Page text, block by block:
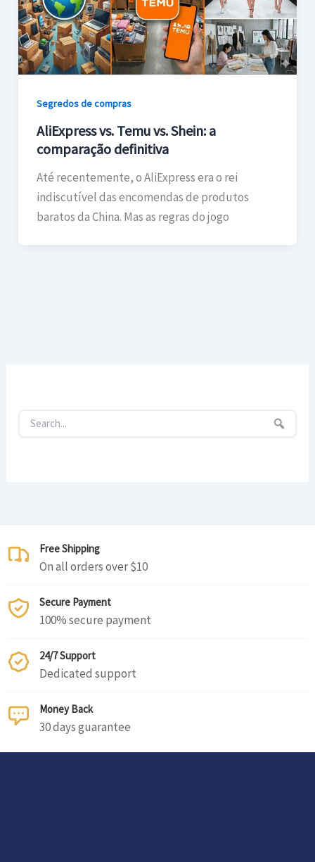
Segredos de compras
AliExpress vs. Temu vs. Shein: a
comparação definitiva
Até recentemente, o AliExpress era o rei
indiscutível das encomendas de produtos
baratos da China. Mas as regras do jogo
Free Shipping
On all orders over $10
Secure Payment
100% secure payment
24/7 Support
Dedicated support
Money Back
30 days guarantee